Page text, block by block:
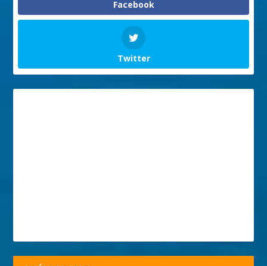
Facebook
Twitter